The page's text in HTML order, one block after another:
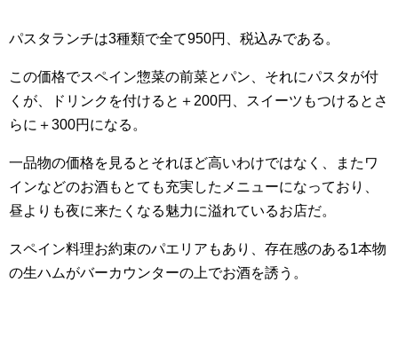
パスタランチは3種類で全て950円、税込みである。
この価格でスペイン惣菜の前菜とパン、それにパスタが付
くが、ドリンクを付けると＋200円、スイーツもつけるとさ
らに＋300円になる。
一品物の価格を見るとそれほど高いわけではなく、またワ
インなどのお酒もとても充実したメニューになっており、
昼よりも夜に来たくなる魅力に溢れているお店だ。
スペイン料理お約束のパエリアもあり、存在感のある1本物
の生ハムがバーカウンターの上でお酒を誘う。